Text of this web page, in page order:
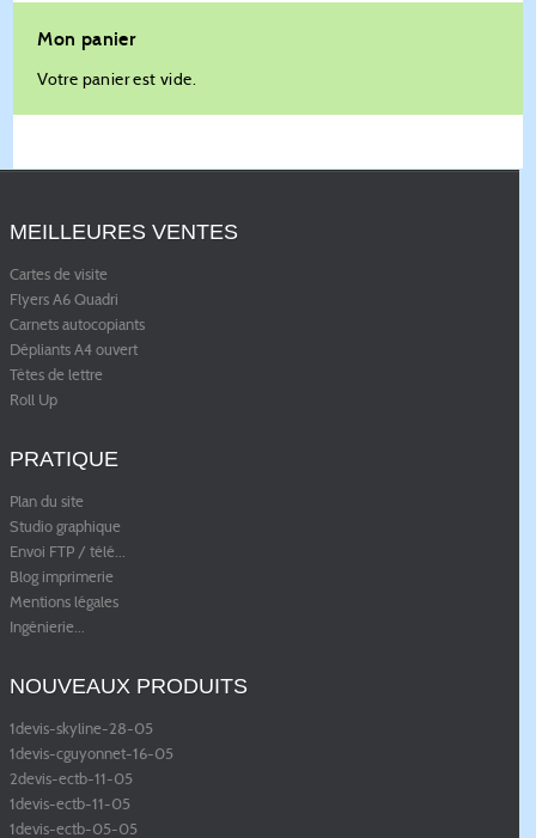
Mon panier
Votre panier est vide.
MEILLEURES VENTES
Cartes de visite
Flyers A6 Quadri
Carnets autocopiants
Dépliants A4 ouvert
Têtes de lettre
Roll Up
PRATIQUE
Plan du site
Studio graphique
Envoi FTP / télé...
Blog imprimerie
Mentions légales
Ingénierie...
NOUVEAUX PRODUITS
1devis-skyline-28-05
1devis-cguyonnet-16-05
2devis-ectb-11-05
1devis-ectb-11-05
1devis-ectb-05-05